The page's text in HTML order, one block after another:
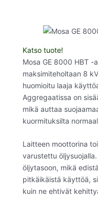
Katso tuote!
Mosa GE 8000 HBT -
maksimiteholtaan 8
huomioitu laaja
Aggregaatissa on
mikä auttaa
kuormituksilta
Laitteen moottorina
varustettu
öljytasoon, mikä
pitkäikäistä käyttöä,
kuin ne ehtivät